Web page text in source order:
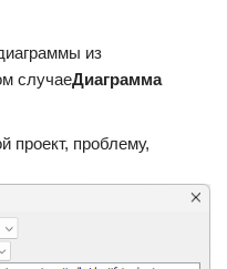
из
случаеДиаграмма
проект, проблему,